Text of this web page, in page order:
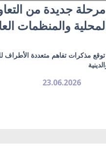
مرحلة جديدة من
والمنظمات
توقع مذكرات تفاهم متعددة الأطراف
23.06.2026